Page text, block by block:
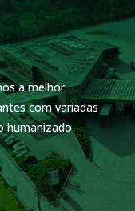
a melhor
com variadas
humanizado.